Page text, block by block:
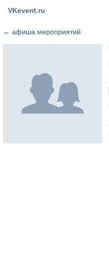
VKevent.ru
← афиша мероприятий